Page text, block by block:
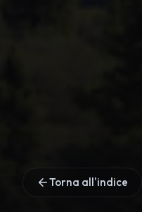
Torna all'indice